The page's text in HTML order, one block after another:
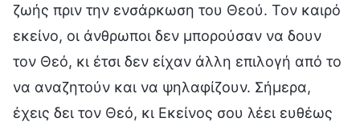
ζωής πριν την ενσάρκωση του Θεού. Τον καιρό
εκείνο, οι άνθρωποι δεν μπορούσαν να δουν
τον Θεό, κι έτσι δεν είχαν άλλη επιλογή από το
να αναζητούν και να ψηλαφίζουν. Σήμερα,
έχεις δει τον Θεό, κι Εκείνος σου λέει ευθέως